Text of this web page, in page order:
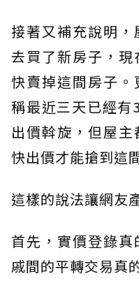
接著又補充說明
去買了新房子，
快賣掉這間房子
稱最近三天已經有
出價斡旋，但屋
快出價才能搶到這
這樣的說法讓網友
首先，實價登錄
戚間的平轉交易真